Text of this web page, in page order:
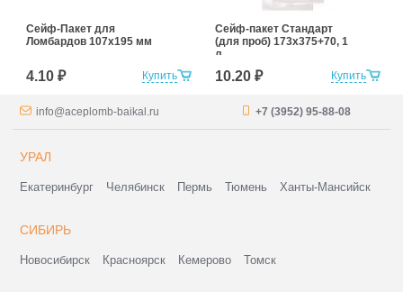
Купить
Сейф-Пакет для
Ломбардов 107x195 мм
4.10 ₽ Купить
Сейф-пакет Стандарт
(для проб) 173x375+70, 1
л
10.20 ₽
info@aceplomb-baikal.ru +7 (3952) 95-88-08
УРАЛ
Екатеринбург Челябинск Пермь Тюмень Ханты-Мансийск
СИБИРЬ
Новосибирск Красноярск Кемерово Томск